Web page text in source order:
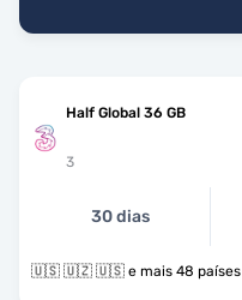
Half Global 36 GB
3
30 dias
🇺🇸 🇺🇿 🇺🇸 e mais 48 países